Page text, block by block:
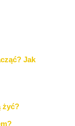
Jak
żyć?